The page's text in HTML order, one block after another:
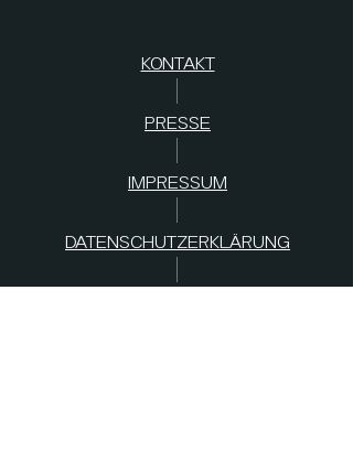
KONTAKT
PRESSE
IMPRESSUM
DATENSCHUTZERKLÄRUNG